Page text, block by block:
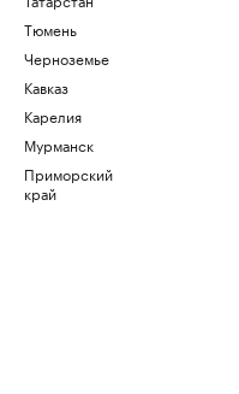
Тюмень
Черноземье
Кавказ
Карелия
Мурманск
Приморский
край